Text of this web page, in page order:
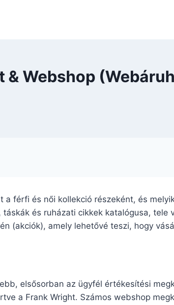
Webshop
férfi és női kollekció részeként, és
és ruházati cikkek katalógusa, tele
(akciók), amely lehetővé teszi, hogy
elsősorban az ügyfél értékesítési
a Frank Wright. Számos webshop